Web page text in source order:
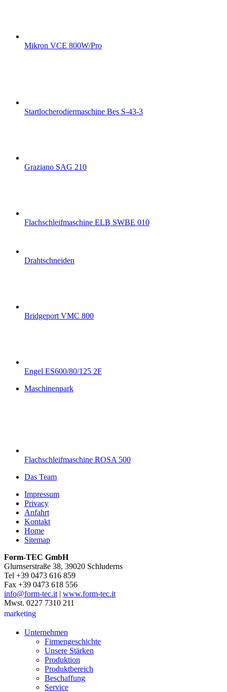
Mikron VCE 800W/Pro
Startlocherodiermaschine Bes S-43-3
Graziano SAG 210
Flachschleifmaschine ELB SWBE 010
Drahtschneiden
Bridgeport VMC 800
Engel ES600/80/125 2F
Maschinenpark
Flachschleifmaschine ROSA 500
Das Team
Impressum
Privacy
Anfahrt
Kontakt
Home
Sitemap
Form-TEC GmbH
Glurnserstraße 38, 39020 Schluderns
Tel +39 0473 616 859
Fax +39 0473 618 556
info@form-tec.it| www.form-tec.it
Mwst. 0227 7310 211
marketing
Unternehmen
Firmengeschichte
Unsere Stärken
Produktion
Produktbereich
Beschaffung
Service